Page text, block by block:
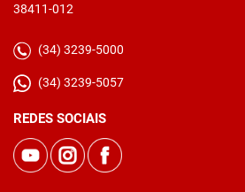
38411-012
(34) 3239-5000
(34) 3239-5057
REDES SOCIAIS